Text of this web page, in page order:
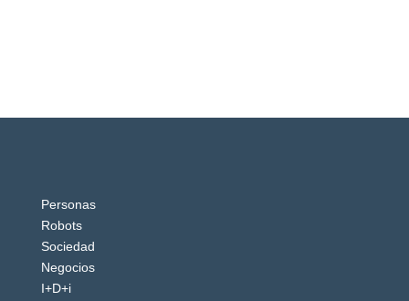
Personas
Robots
Sociedad
Negocios
I+D+i